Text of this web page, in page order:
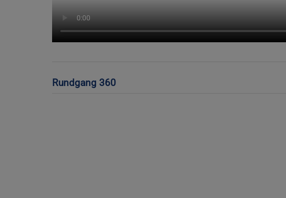
Rundgang 360